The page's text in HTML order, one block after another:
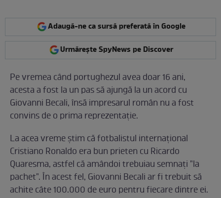
Adaugă-ne ca sursă preferată în Google
Urmărește SpyNews pe Discover
Pe vremea când portughezul avea doar 16 ani,
acesta a fost la un pas să ajungă la un acord cu
Giovanni Becali, însă impresarul român nu a fost
convins de o prima reprezentație.
La acea vreme știm că fotbalistul internațional
Cristiano Ronaldo era bun prieten cu Ricardo
Quaresma, astfel că amândoi trebuiau semnați "la
pachet". În acest fel, Giovanni Becali ar fi trebuit să
achite câte 100.000 de euro pentru fiecare dintre ei.